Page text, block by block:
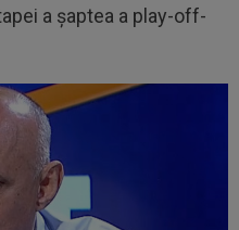
a șaptea a play-off-